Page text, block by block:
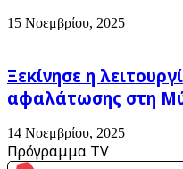
15 Νοεμβρίου, 2025
Ξεκίνησε η
αφαλάτωσης στη
14 Νοεμβρίου, 2025
Πρόγραμμα TV